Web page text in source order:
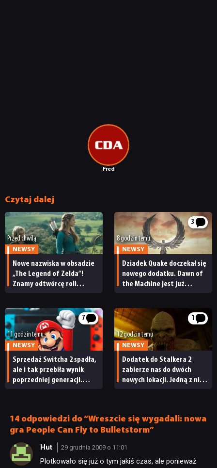
NEWSY
RECENZJE
PUBLICYSTYKA
Fred
Czytaj dalej
Przed chwilą
NEWSY
Nowe nazwiska w obsadzie
„The Legend of Zelda”!
Znamy odtwórcę roli
3
8 godzin temu
NEWSY
Dziadek Quake doczekał się
nowego dodatku. Dawn of
the Machine jest już
7
11 godzin temu
NEWSY
Sprzedaż Switcha 2 spadła,
ale i tak przebiła wynik
poprzedniej generacji.
1
12 godzin temu
NEWSY
Dodatek do Stalkera 2
zabierze nas do dwóch
nowych lokacji. Jedną z nich
14 odpowiedzi do “Wreszcie się wygadali: nowa
gra People Can Fly to Bulletstorm”
Hut 29 grudnia 2009 o 11:01
Plotkowało się już o tym jakiś czas, ale ponieważ